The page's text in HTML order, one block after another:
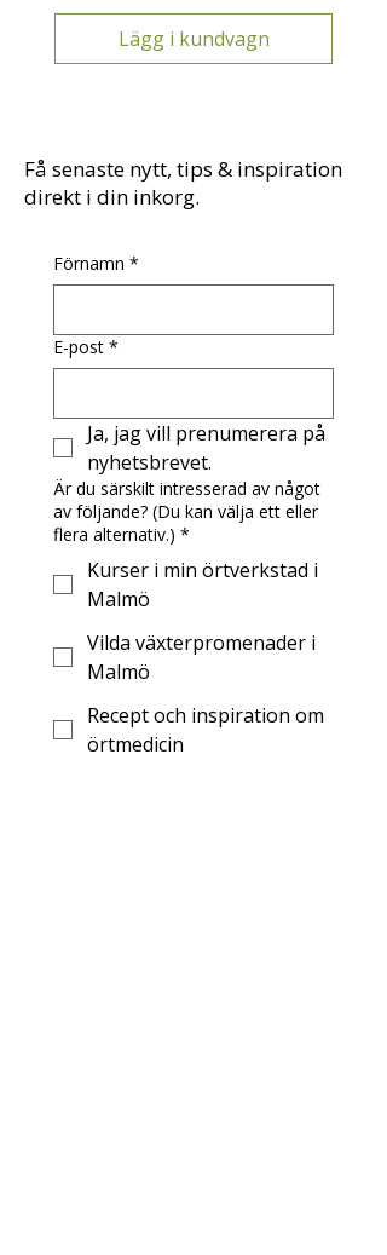
Lägg i kundvagn
Få senaste nytt, tips & inspiration
direkt i din inkorg.
Förnamn *
E-post *
Ja, jag vill prenumerera på
nyhetsbrevet.
Är du särskilt intresserad av något
av följande? (Du kan välja ett eller
flera alternativ.) *
Kurser i min örtverkstad i
Malmö
Vilda växterpromenader i
Malmö
Recept och inspiration om
örtmedicin